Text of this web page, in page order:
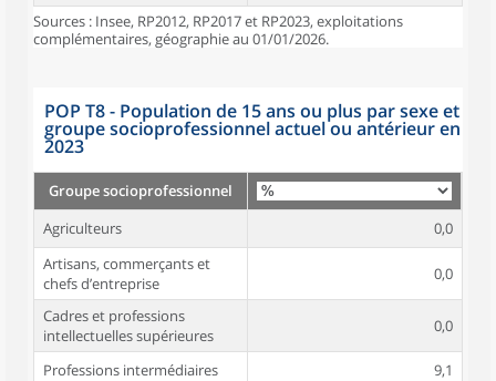
Sources : Insee, RP2012, RP2017 et RP2023, exploitations
complémentaires, géographie au 01/01/2026.
POP T8 - Population de 15 ans ou plus par sexe et
groupe socioprofessionnel actuel ou antérieur en
2023
Groupe socioprofessionnel
Agriculteurs
0,0
Artisans, commerçants et
chefs d’entreprise
0,0
Cadres et professions
intellectuelles supérieures
0,0
Professions intermédiaires
9,1